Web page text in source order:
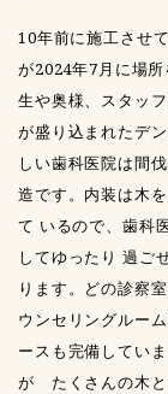
10年前に施工させ
が2024年7月に場
生や奥様、スタッ
が盛り込まれたデ
しい歯科医院は間
造です。内装は木
て いるので、歯科
してゆったり 過ご
ります。どの診察
ウンセリングルー
ースも完備してい
が たくさんの木と